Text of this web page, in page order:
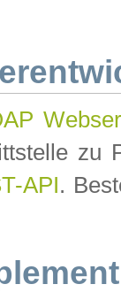
zu
API.